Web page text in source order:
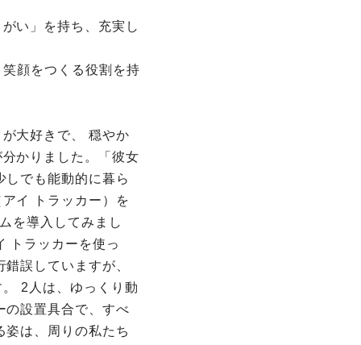
い」を持ち、充実し
顔をつくる役割を持
大好きで、 穏やか
かりました。「彼女
しでも能動的に暮ら
イ トラッカー）を
を導入してみまし
トラッカーを使っ
誤していますが、
2人は、ゆっくり動
の設置具合で、すべ
は、周りの私たち